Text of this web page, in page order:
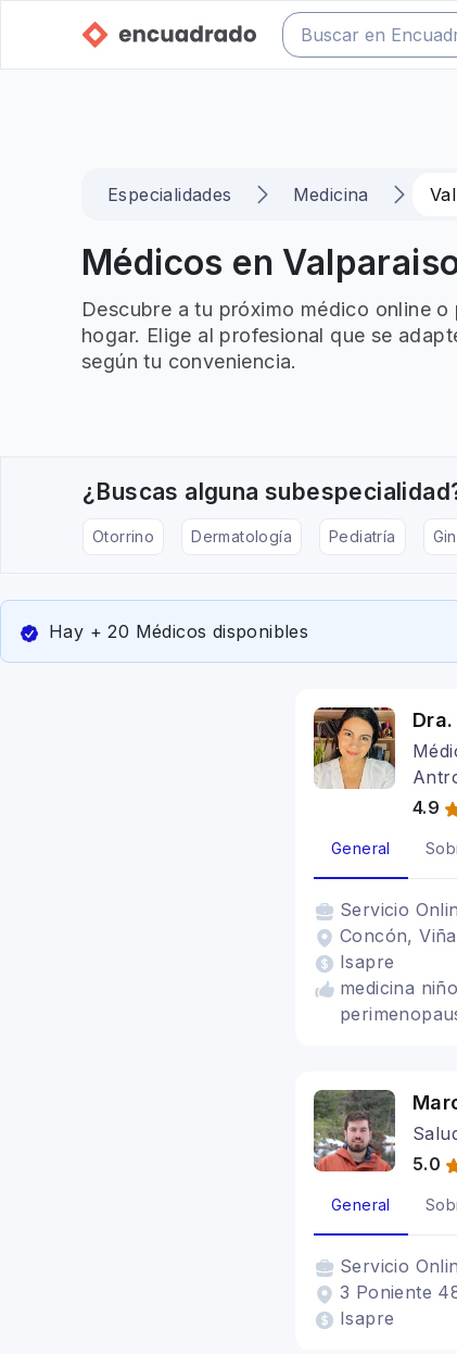
Especialidades Medicina
Médicos en
Descubre a tu próximo médico online
hogar. Elige al profesional que se
según tu conveniencia.
¿Buscas alguna
Otorrino Dermatología Pediatría
Hay + 20 Médicos disponibles
4.9
General
Servicio
Concón,
Isapre
medicina
5.0
General
Servicio
3 Poniente
Isapre